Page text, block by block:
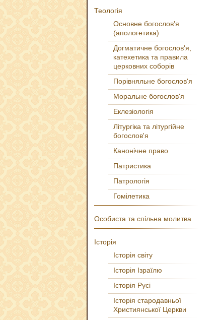
Теологія
Основне богослов'я
(апологетика)
Догматичне богослов'я,
катехетика та правила
церковних соборів
Порівняльне богослов'я
Моральне богослов'я
Еклезіологія
Літургіка та літургійне
богослов'я
Канонічне право
Патристика
Патрологія
Гомілетика
Особиста та спільна молитва
Історія
Історія світу
Історія Ізраїлю
Історія Русі
Історія стародавньої
Християнської Церкви